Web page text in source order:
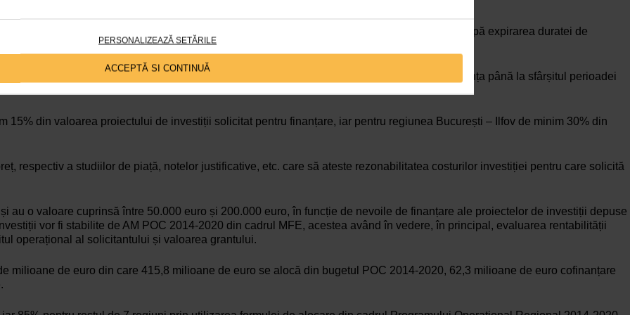
PERSONALIZEAZĂ SETĂRILE
ACCEPTĂ SI CONTINUĂ
asigure desfășurarea activității operaționale/curente pentru o perioadă de minim trei ani după expirarea duratei de
planului de afaceri anexă la cererea de finanțare în primii doi ani de durabilitate, iar diferența până la sfârșitul perioadei
15% din valoarea proiectului de investiții solicitat pentru finanțare, iar pentru regiunea București – Ilfov de minim 30% din
respectiv a studiilor de piață, notelor justificative, etc. care să ateste rezonabilitatea costurilor investiției pentru care solicită
au o valoare cuprinsă între 50.000 euro și 200.000 euro, în funcție de nevoile de finanțare ale proiectelor de investiții depuse
vor fi stabilite de AM POC 2014-2020 din cadrul MFE, acestea având în vedere, în principal, evaluarea rentabilității
operațional al solicitantului și valoarea grantului.
milioane de euro din care 415,8 milioane de euro se alocă din bugetul POC 2014-2020, 62,3 milioane de euro cofinanțare